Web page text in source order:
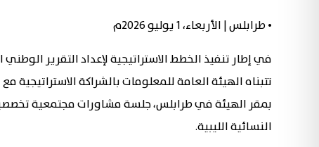
• طرابلس | الأربعاء، 1 يوليو 2026م
في إطار تنفيذ الخطط الاستراتيجية لإعداد التقرير
تتبناه الهيئة العامة للمعلومات بالشراكة الاستراتيجية
بمقر الهيئة في طرابلس، جلسة مشاورات مجتمعية
النسائية الليبية.